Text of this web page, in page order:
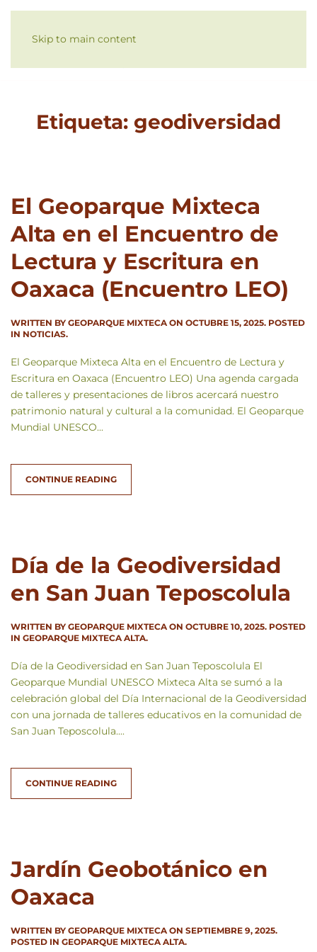
Skip to main content
Etiqueta: geodiversidad
El Geoparque Mixteca
Alta en el Encuentro de
Lectura y Escritura en
Oaxaca (Encuentro LEO)
WRITTEN BY GEOPARQUE MIXTECA ON OCTUBRE 15, 2025. POSTED
IN NOTICIAS.
El Geoparque Mixteca Alta en el Encuentro de Lectura y
Escritura en Oaxaca (Encuentro LEO) Una agenda cargada
de talleres y presentaciones de libros acercará nuestro
patrimonio natural y cultural a la comunidad. El Geoparque
Mundial UNESCO...
CONTINUE READING
Día de la Geodiversidad
en San Juan Teposcolula
WRITTEN BY GEOPARQUE MIXTECA ON OCTUBRE 10, 2025. POSTED
IN GEOPARQUE MIXTECA ALTA.
Día de la Geodiversidad en San Juan Teposcolula El
Geoparque Mundial UNESCO Mixteca Alta se sumó a la
celebración global del Día Internacional de la Geodiversidad
con una jornada de talleres educativos en la comunidad de
San Juan Teposcolula....
CONTINUE READING
Jardín Geobotánico en
Oaxaca
WRITTEN BY GEOPARQUE MIXTECA ON SEPTIEMBRE 9, 2025.
POSTED IN GEOPARQUE MIXTECA ALTA.